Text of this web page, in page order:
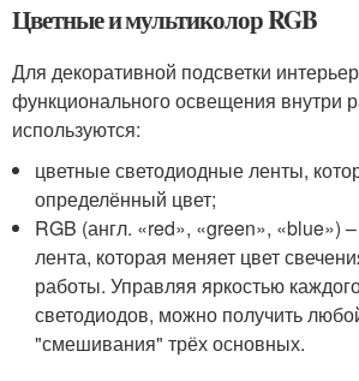
Цветные и мультиколор RGB
Для декоративной подсветки
функционального освещения внутри
используются:
цветные светодиодные ленты,
определённый цвет;
RGB (англ. «red», «green», «blue»)
лента, которая меняет цвет
работы. Управляя яркостью
светодиодов, можно получить
"смешивания" трёх основных.